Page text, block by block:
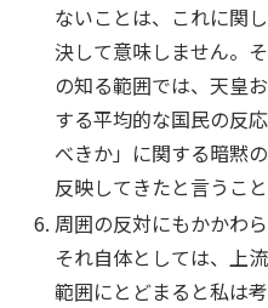
ないことは、これに関
決して意味しません。
の知る範囲では、天皇
する平均的な国民の反
べきか」に関する暗黙
反映してきたと言うこと
周囲の反対にもかかわ
それ自体としては、上
範囲にとどまると私は